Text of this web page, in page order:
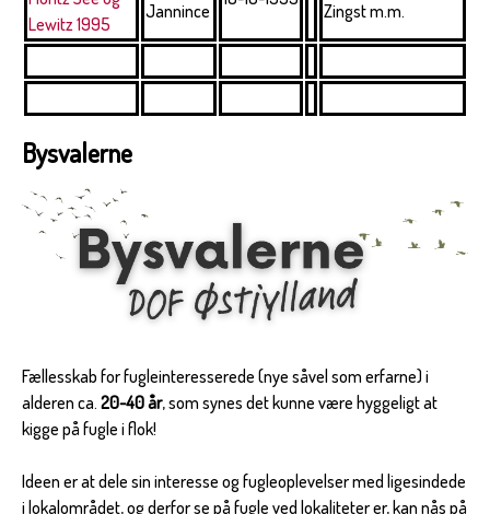
Lewitz 1995
Jannince
Zingst m.m.
Bysvalerne
Fællesskab for fugleinteresserede (nye såvel som erfarne) i
alderen ca. 20-40 år, som synes det kunne være hyggeligt at
kigge på fugle i flok!
Ideen er at dele sin interesse og fugleoplevelser med ligesindede
i lokalområdet, og derfor se på fugle ved lokaliteter er, kan nås på